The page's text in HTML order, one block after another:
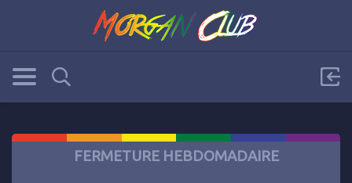
FERMETURE HEBDOMADAIRE